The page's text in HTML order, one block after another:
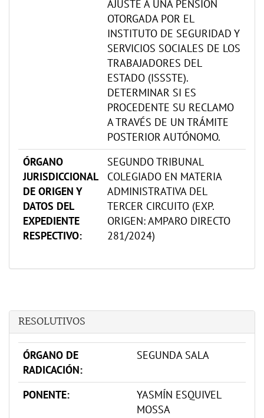
AJUSTE A UNA PENSIÓN
OTORGADA POR EL
INSTITUTO DE SEGURIDAD Y
SERVICIOS SOCIALES DE LOS
TRABAJADORES DEL
ESTADO (ISSSTE).
DETERMINAR SI ES
PROCEDENTE SU RECLAMO
A TRAVÉS DE UN TRÁMITE
POSTERIOR AUTÓNOMO.
ÓRGANO
JURISDICCIONAL
DE ORIGEN Y
DATOS DEL
EXPEDIENTE
RESPECTIVO:
SEGUNDO TRIBUNAL
COLEGIADO EN MATERIA
ADMINISTRATIVA DEL
TERCER CIRCUITO (EXP.
ORIGEN: AMPARO DIRECTO
281/2024)
RESOLUTIVOS
ÓRGANO DE
RADICACIÓN:
SEGUNDA SALA
PONENTE:
YASMÍN ESQUIVEL
MOSSA